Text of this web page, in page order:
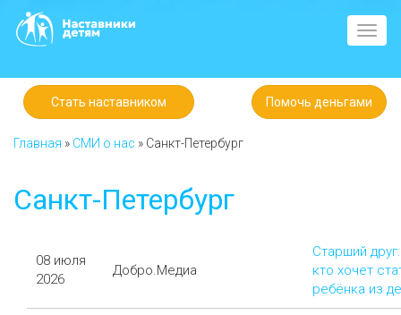
Стать наставником Помочь деньгами
Главная » СМИ о нас » Санкт-Петербург
Санкт-Петербург
08 июля
2026
Добро.Медиа
Старший
кто хочет
ребёнка из